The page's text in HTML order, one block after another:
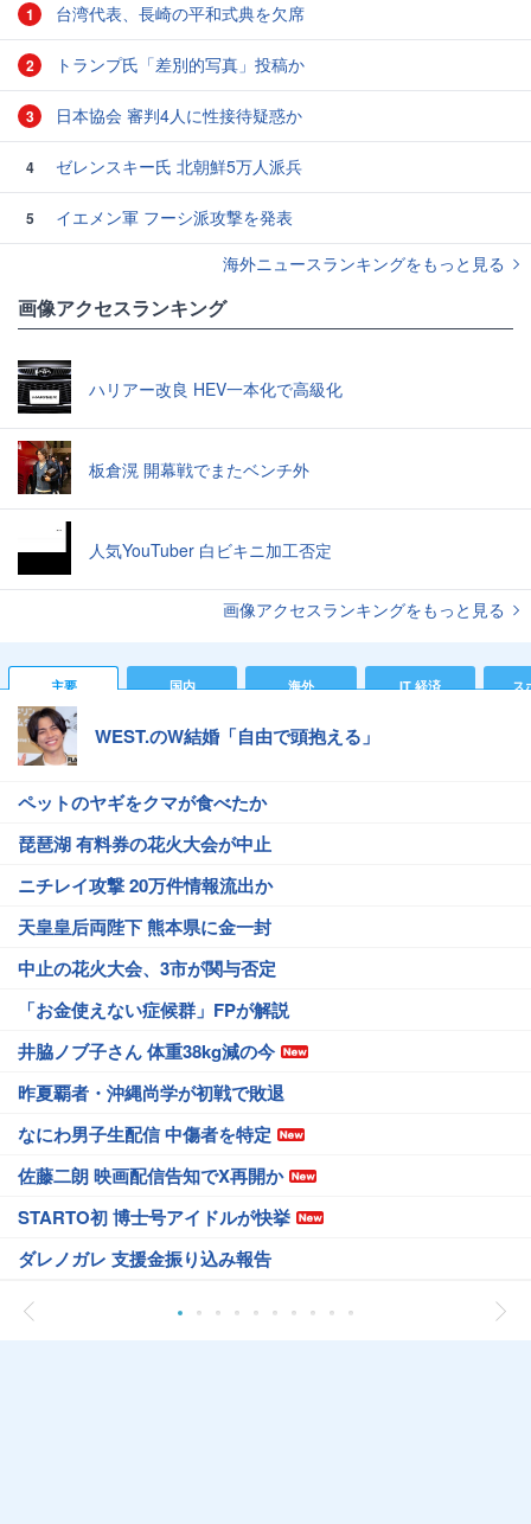
1 台湾代表、長崎の平和式典を欠席
2 トランプ氏「差別的写真」投稿か
3 日本協会 審判4人に性接待疑惑か
4 ゼレンスキー氏 北朝鮮5万人派兵
5
イエメン軍 フーシ派攻撃を発表
海外ニュースランキングをもっと見る
画像アクセスランキング
ハリアー改良 HEV一本化で高級化
板倉滉 開幕戦でまたベンチ外
人気YouTuber 白ビキニ加工否定
画像アクセスランキングをもっと見る
主要 国内 海外 IT 経済 ス
WEST.のW結婚「自由で頭抱える」
ペットのヤギをクマが食べたか
琵琶湖 有料券の花火大会が中止
ニチレイ攻撃 20万件情報流出か
天皇皇后両陛下 熊本県に金一封
中止の花火大会、3市が関与否定
「お金使えない症候群」FPが解説
井脇ノブ子さん 体重38kg減の今
昨夏覇者・沖縄尚学が初戦で敗退
なにわ男子生配信 中傷者を特定
佐藤二朗 映画配信告知でX再開か
STARTO初 博士号アイドルが快挙
ダレノガレ 支援金振り込み報告